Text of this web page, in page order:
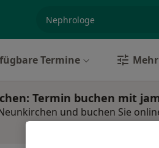
Termine
Termin buchen mit
und buchen Sie